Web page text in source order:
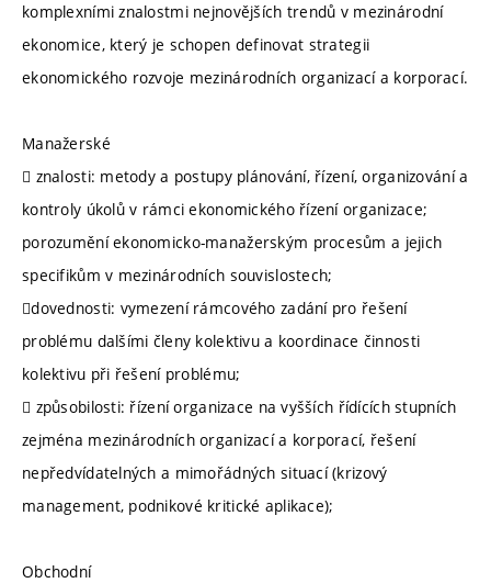
komplexními znalostmi nejnovějších trendů v mezinárodní
ekonomice, který je schopen definovat strategii
ekonomického rozvoje mezinárodních organizací a korporací.
Manažerské
 znalosti: metody a postupy plánování, řízení, organizování a
kontroly úkolů v rámci ekonomického řízení organizace;
porozumění ekonomicko-manažerským procesům a jejich
specifikům v mezinárodních souvislostech;
dovednosti: vymezení rámcového zadání pro řešení
problému dalšími členy kolektivu a koordinace činnosti
kolektivu při řešení problému;
 způsobilosti: řízení organizace na vyšších řídících stupních
zejména mezinárodních organizací a korporací, řešení
nepředvídatelných a mimořádných situací (krizový
management, podnikové kritické aplikace);
Obchodní